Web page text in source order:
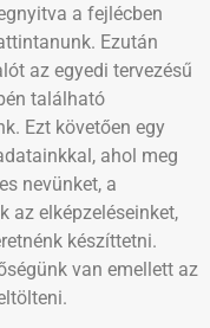
a fejlécben
Ezután
az egyedi tervezésű
található
Ezt követően egy
ahol meg
nevünket, a
az elképzeléseinket,
készíttetni.
van emellett az